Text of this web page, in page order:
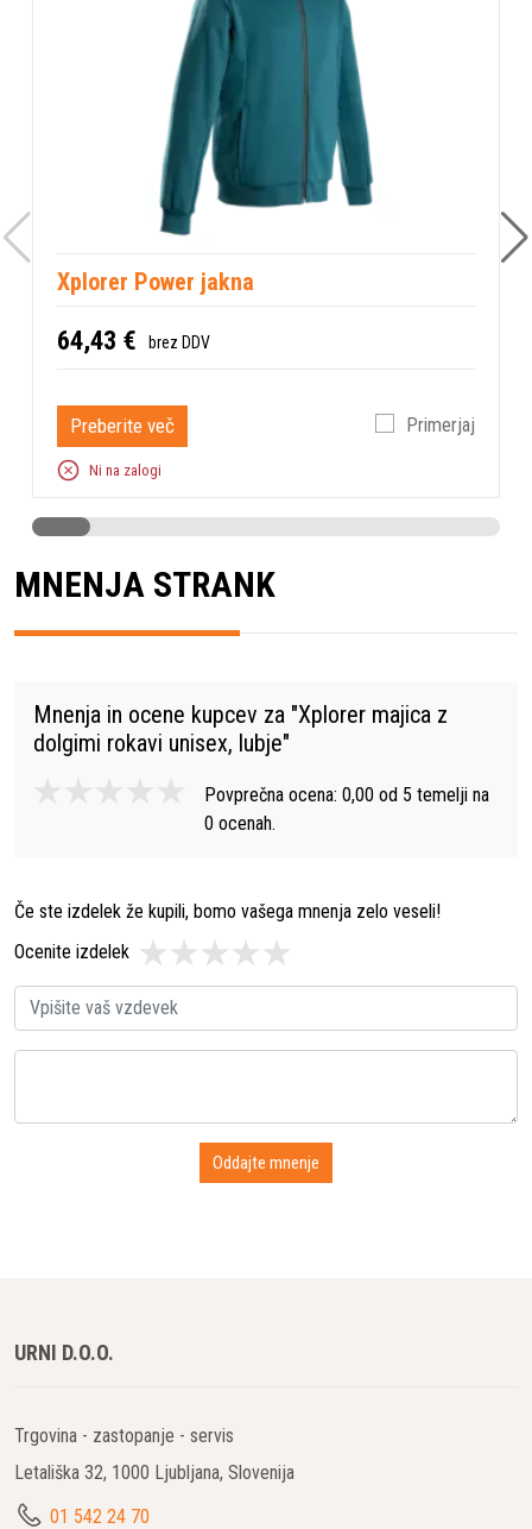
Xplorer Power jakna
64,43 € brez DDV
Preberite več Primerjaj
Ni na zalogi
MNENJA STRANK
Mnenja in ocene kupcev za "Xplorer majica z
dolgimi rokavi unisex, lubje"
Povprečna ocena: 0,00 od 5 temelji na
0 ocenah.
Če ste izdelek že kupili, bomo vašega mnenja zelo veseli!
Ocenite izdelek
URNI D.O.O.
Trgovina - zastopanje - servis
Letališka 32, 1000 Ljubljana, Slovenija
01 542 24 70